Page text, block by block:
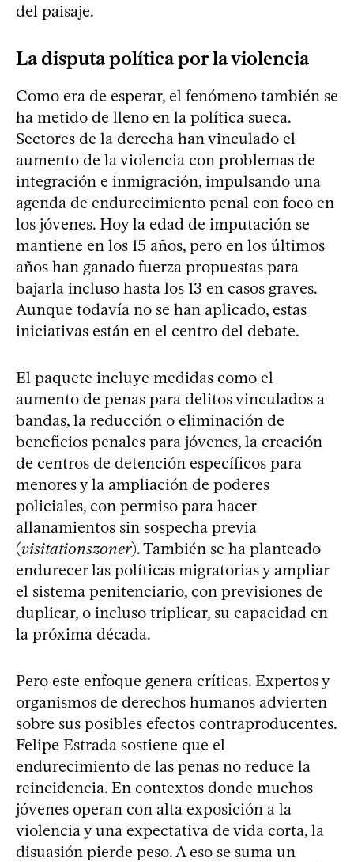
del paisaje.
La disputa política por la violencia
Como era de esperar, el fenómeno también se
ha metido de lleno en la política sueca.
Sectores de la derecha han vinculado el
aumento de la violencia con problemas de
integración e inmigración, impulsando una
agenda de endurecimiento penal con foco en
los jóvenes. Hoy la edad de imputación se
mantiene en los 15 años, pero en los últimos
años han ganado fuerza propuestas para
bajarla incluso hasta los 13 en casos graves.
Aunque todavía no se han aplicado, estas
iniciativas están en el centro del debate.
El paquete incluye medidas como el
aumento de penas para delitos vinculados a
bandas, la reducción o eliminación de
beneficios penales para jóvenes, la creación
de centros de detención específicos para
menores y la ampliación de poderes
policiales, con permiso para hacer
allanamientos sin sospecha previa
(visitationszoner). También se ha planteado
endurecer las políticas migratorias y ampliar
el sistema penitenciario, con previsiones de
duplicar, o incluso triplicar, su capacidad en
la próxima década.
Pero este enfoque genera críticas. Expertos y
organismos de derechos humanos advierten
sobre sus posibles efectos contraproducentes.
Felipe Estrada sostiene que el
endurecimiento de las penas no reduce la
reincidencia. En contextos donde muchos
jóvenes operan con alta exposición a la
violencia y una expectativa de vida corta, la
disuasión pierde peso. A eso se suma un